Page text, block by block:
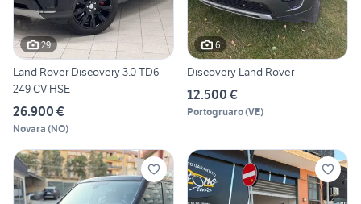
29
Land Rover Discovery 3.0 TD6
249 CV HSE
26.900 €
Novara (NO)
6
Discovery Land Rover
12.500 €
Portogruaro(VE)